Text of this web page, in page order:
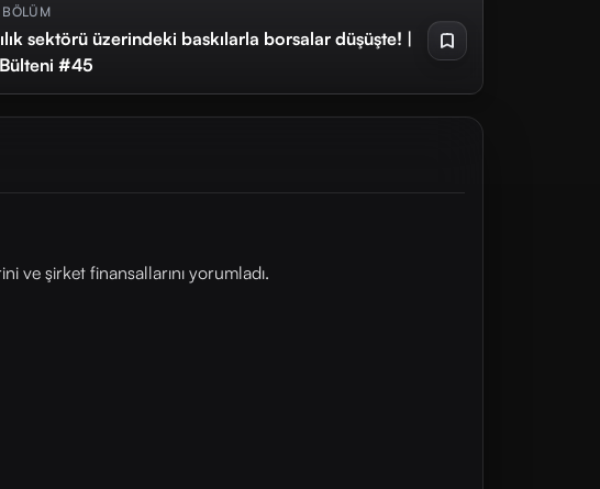
sektörü üzerindeki baskılarla borsalar düşüşte! |
#45
ve şirket finansallarını yorumladı.